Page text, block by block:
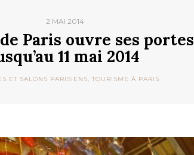
2 MAI 2014
Paris ouvre ses portes
11 mai 2014
ET SALONS PARISIENS, TOURISME À PARIS